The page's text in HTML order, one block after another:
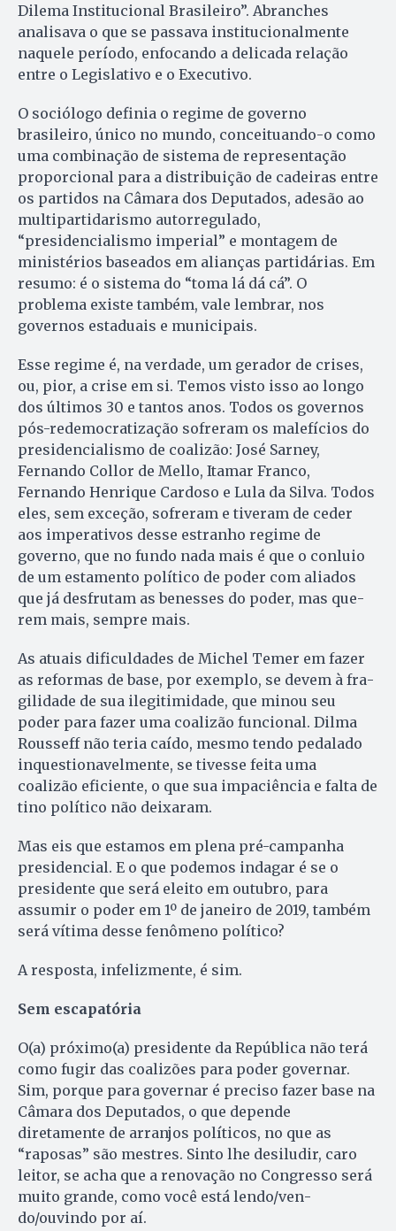
Dilema Institu­cio­nal Brasileiro”. Abranches
analisava o que se passava institucionalmente
naquele período, enfocando a delicada relação
entre o Legis­la­ti­vo e o Executivo.
O sociólogo definia o regime de go­verno
brasileiro, único no mun­do, conceituando-o como
uma com­binação de sistema de representação
proporcional para a distribuição de cadeiras entre
os partidos na Câmara dos Deputados, ade­são ao
multipartidarismo autorregulado,
“presidencialismo imperial” e montagem de
ministérios ba­seados em alianças partidá­ri­as. Em
resumo: é o sistema do “to­ma lá dá cá”. O
problema existe tam­bém, vale lembrar, nos
governos estaduais e municipais.
Esse regime é, na verdade, um ge­rador de crises,
ou, pior, a crise em si. Temos visto isso ao longo
dos últimos 30 e tantos anos. To­dos os governos
pós-redemocratização sofreram os malefícios do
presidencialismo de coalizão: José Sarney,
Fernando Collor de Mello, Itamar Franco,
Fernando Henrique Cardoso e Lula da Silva. Todos
eles, sem exceção, sofreram e tiveram de ceder
aos imperativos desse estranho regime de
governo, que no fundo nada mais é que o conluio
de um estamento político de po­der com aliados
que já desfrutam as benesses do poder, mas que­
rem mais, sempre mais.
As atuais dificuldades de Mi­chel Temer em fazer
as reformas de base, por exemplo, se devem à fra­
gilidade de sua ilegitimidade, que minou seu
poder para fazer uma coalizão funcional. Dilma
Rousseff não teria caído, mesmo tendo pedalado
inquestionavelmente, se tivesse feita uma
coalizão eficiente, o que sua impaciência e falta de
tino político não deixaram.
Mas eis que estamos em plena pré-campanha
presidencial. E o que podemos indagar é se o
presidente que será eleito em outubro, para
assumir o poder em 1º de ja­nei­ro de 2019, também
será vítima desse fenômeno político?
A resposta, infelizmente, é sim.
Sem escapatória
O(a) próximo(a) presidente da República não terá
como fugir das coalizões para poder governar.
Sim, porque para governar é preciso fazer base na
Câmara dos De­pu­tados, o que depende
diretamente de arranjos políticos, no que as
“raposas” são mestres. Sinto lhe desiludir, caro
leitor, se acha que a renovação no Congresso será
mui­to grande, como você está lendo/­ven­
do/ouvindo por aí.